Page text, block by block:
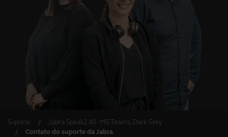
Suporte
Jabra Speak2 40 - MS Teams, Dark Grey
Contato do suporte da Jabra